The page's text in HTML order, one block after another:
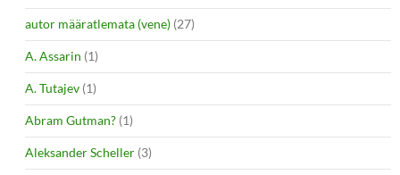
autor määratlemata (vene) (27)
A. Assarin (1)
A. Tutajev (1)
Abram Gutman? (1)
Aleksander Scheller (3)